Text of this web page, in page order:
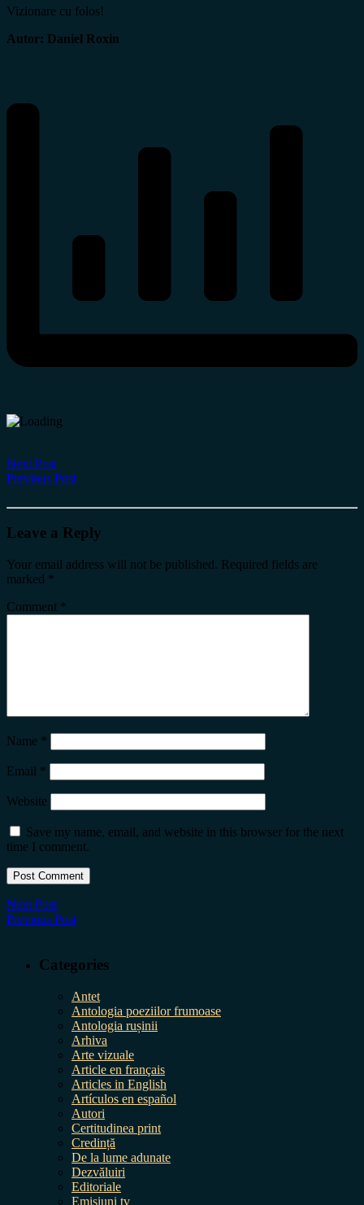
Vizionare cu folos!
Autor: Daniel Roxin
Next Post
Previous Post
Leave a Reply
Your email address will not be published. Required fields are
marked *
Comment *
Name *
Email *
Website
Save my name, email, and website in this browser for the next
time I comment.
Next Post
Previous Post
Categories
Antet
Antologia poeziilor frumoase
Antologia rușinii
Arhiva
Arte vizuale
Article en français
Articles in English
Artículos en español
Autori
Certitudinea print
Credință
De la lume adunate
Dezvăluiri
Editoriale
Emisiuni tv